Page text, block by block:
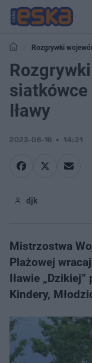
Rozgrywki
Iławy
2023-06-16 14:21
djk
Mistrzostwa
Plażowej
Iławie
Kindery,